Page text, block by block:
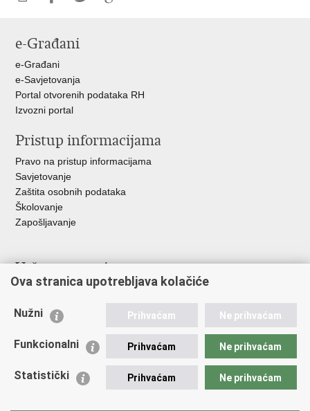
FacebookuTwitteru
e-Građani
e-Građani
e-Savjetovanja
Portal otvorenih podataka RH
Izvozni portal
Pristup informacijama
Pravo na pristup informacijama
Savjetovanje
Zaštita osobnih podataka
Školovanje
Zapošljavanje
Važne poveznice
Ministarstvo unutarnjih poslova
Udruge
Policijska akademija
Zaklada policijske solidarnosti
Ova stranica upotrebljava kolačiće
Nužni Prihvaćam Ne prihvaćam
Funkcionalni Prihvaćam Ne prihvaćam
Statistički Prihvaćam Ne prihvaćam